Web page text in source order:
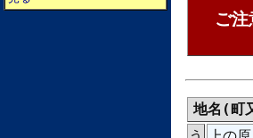
ご注
地名(町